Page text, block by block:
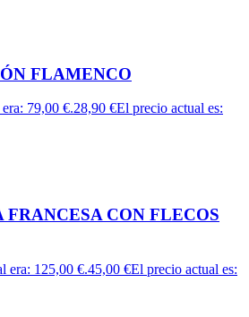
FLAMENCO
79,00 €.28,90 €El precio actual es:
CON FLECOS
era: 125,00 €.45,00 €El precio actual es: